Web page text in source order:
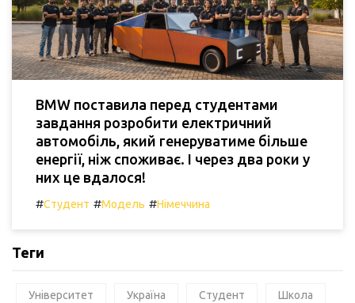
BMW поставила перед студентами
завдання розробити електричний
автомобіль, який генеруватиме більше
енергії, ніж споживає. І через два роки у
них це вдалося!
#Студент #Модель #Німеччина
Теги
Університет Україна Студент Школа